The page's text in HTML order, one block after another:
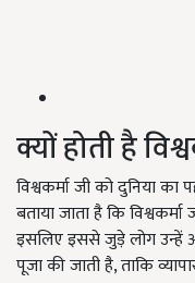
क्यों होती है
विश्वकर्मा जी को दुनिया का
बताया जाता है कि
इसलिए इससे जुड़े लोग उन्हें
पूजा की जाती है, ताकि